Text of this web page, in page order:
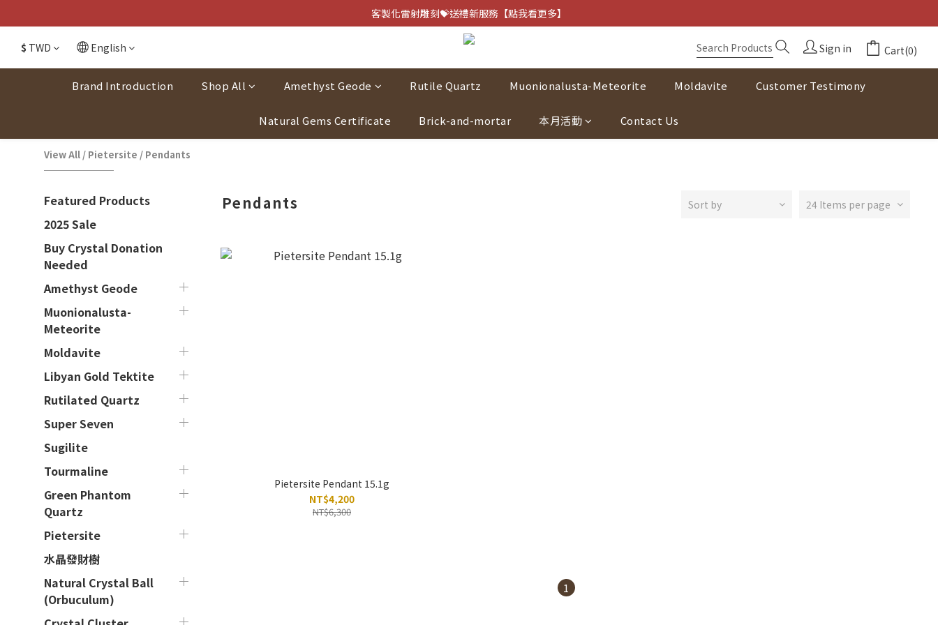
客製化雷射雕刻💝送禮新服務【點我看更多】
客製化雷射雕刻💝送禮新服務【點我看更多】
避邪防小人⚡指定黑曜石 任選兩件75折
客製化雷射雕刻💝送禮新服務【點我看更多】
$ TWD English Sign in Cart(0)
Brand Introduction Shop All Amethyst Geode Rutile Quartz Muonionalusta-Meteorite Moldavite Customer Testimony
Natural Gems Certificate Brick-and-mortar 本月活動 Contact Us
View All / Pietersite / Pendants
Featured Products
2025 Sale
Buy Crystal Donation
Needed
Amethyst Geode
Muonionalusta-
Meteorite
Moldavite
Libyan Gold Tektite
Rutilated Quartz
Super Seven
Sugilite
Tourmaline
Green Phantom
Quartz
Pietersite
水晶發財樹
Natural Crystal Ball
(Orbuculum)
Pendants Sort by 24 Items per page
Pietersite Pendant 15.1g
NT$4,200
NT$6,300
1